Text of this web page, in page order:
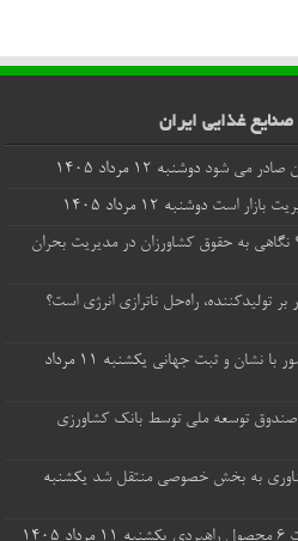
صنایع غذایی ایران
صادر می شود دوشنبه ۱۲ مرداد ۱۴۰۵
بازار است دوشنبه ۱۲ مرداد ۱۴۰۵
نگاهی به حقوق کشاورزان در مدیریت بحران
تولیدکننده، راه‌حل ناترازی انرژی است؟
با نشان و ثبت جهانی
یکشنبه ۱۱ مرداد
یکشنبه